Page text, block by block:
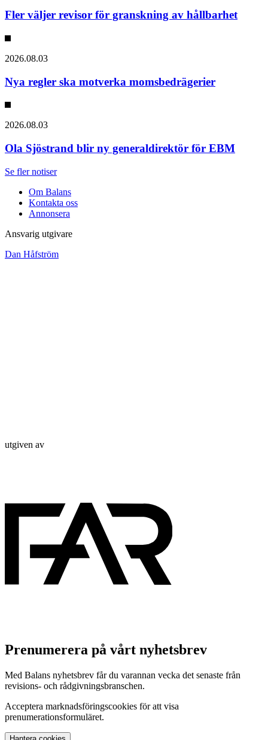
Fler väljer revisor för granskning av hållbarhet
2026.08.03
Nya regler ska motverka momsbedrägerier
2026.08.03
Ola Sjöstrand blir ny generaldirektör för EBM
Se fler notiser
Om Balans
Kontakta oss
Annonsera
Ansvarig utgivare
Dan Håfström
utgiven av
Prenumerera på vårt nyhetsbrev
Med Balans nyhetsbrev får du varannan vecka det senaste från
revisions- och rådgivningsbranschen.
Acceptera marknadsföringscookies för att visa
prenumerationsformuläret.